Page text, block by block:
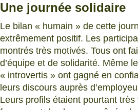
Une journée solidaire
Le bilan « humain » de cette
extrêmement positif. Les
montrés très motivés. Tous ont
d’équipe et de solidarité. Même
« introvertis » ont gagné en
leurs discours auprès
Leurs profils étaient pourtant très